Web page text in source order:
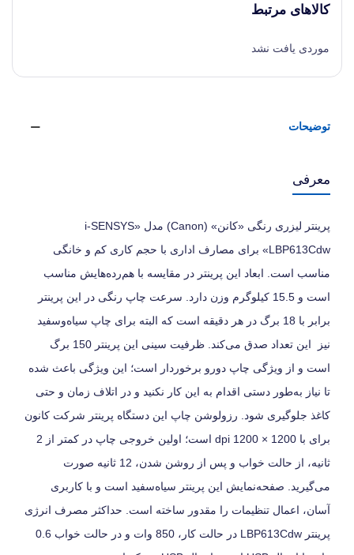
کالاهای مرتبط
موردی یافت نشد
توضیحات
معرفی
پرینتر لیزری رنگی «کانن» (Canon) مدل «i-SENSYS
LBP613Cdw» برای مصارف اداری با حجم کاری کم و خانگی
مناسب است. ابعاد این پرینتر در مقایسه با هم‌رده‌هایش مناسب
است و 15.5 کیلوگرم وزن دارد. سرعت چاپ رنگی در این پرینتر
برابر با 18 برگ در هر دقیقه است که البته برای چاپ سیاه‌وسفید
نیز این تعداد صدق می‌کند. ظرفیت سینی این پرینتر 150 برگ
است و از ویژگی چاپ دورو برخوردار است؛ این ویژگی باعث شده
تا نیاز به‌طور دستی اقدام به این کار نکنید و در اتلاف زمان و حتی
کاغذ جلوگیری شود. رزولوشن چاپ این دستگاه پرینتر شرکت کانون
برای با 1200 × 1200 dpi است؛ اولین خروجی چاپ در کمتر از 2
ثانیه، از حالت خواب و پس از روشن شدن، 12 ثانیه صورت
می‌گیرید. صفحه‌نمایش این پرینتر سیاه‌سفید است و با کاربری
آسان، اعمال تنظیمات را مقدور ساخته است. حداکثر مصرف انرژی
پرینتر LBP613Cdw در حالت کار، 850 وات و در حالت خواب 0.6